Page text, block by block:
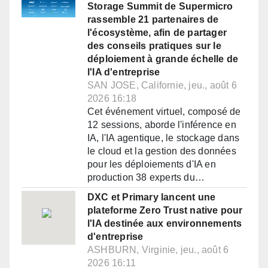
Storage Summit de Supermicro
rassemble 21 partenaires de
l'écosystème, afin de partager
des conseils pratiques sur le
déploiement à grande échelle de
l'IA d'entreprise
SAN JOSE, Californie, jeu., août 6
2026 16:18
Cet événement virtuel, composé de
12 sessions, aborde l'inférence en
IA, l'IA agentique, le stockage dans
le cloud et la gestion des données
pour les déploiements d'IA en
production 38 experts du…
DXC et Primary lancent une
plateforme Zero Trust native pour
l'IA destinée aux environnements
d'entreprise
ASHBURN, Virginie, jeu., août 6
2026 16:11